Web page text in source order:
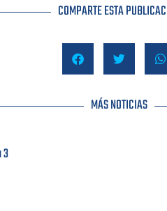
COMPARTE ESTA
MÁS NOTICIAS
3